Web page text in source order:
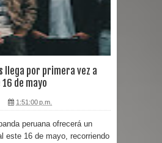
llega por primera vez a
de mayo
1:51:00 p.m.
peruana ofrecerá un
este 16 de mayo, recorriendo